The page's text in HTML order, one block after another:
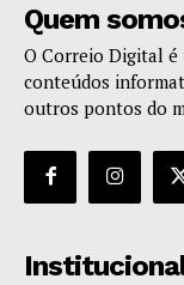
Quem
O Correio Digital é
conteúdos
outros pontos do